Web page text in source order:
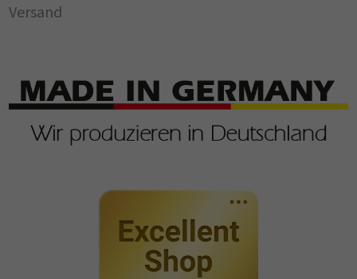
Versand